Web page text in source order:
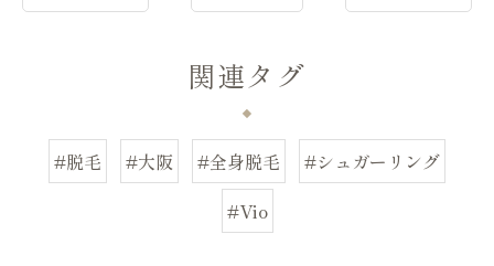
関連タグ
#脱毛 #大阪 #全身脱毛
#シュガーリング
#Vio